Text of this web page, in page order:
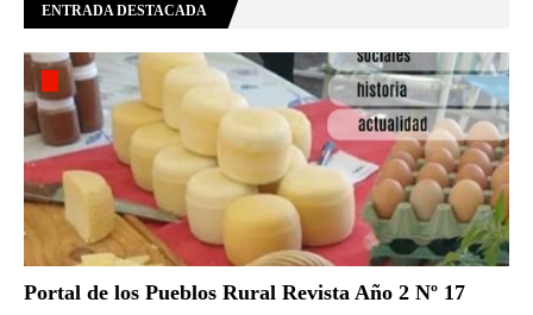
ENTRADA DESTACADA
Portal de los Pueblos Rural Revista Año 2 Nº 17